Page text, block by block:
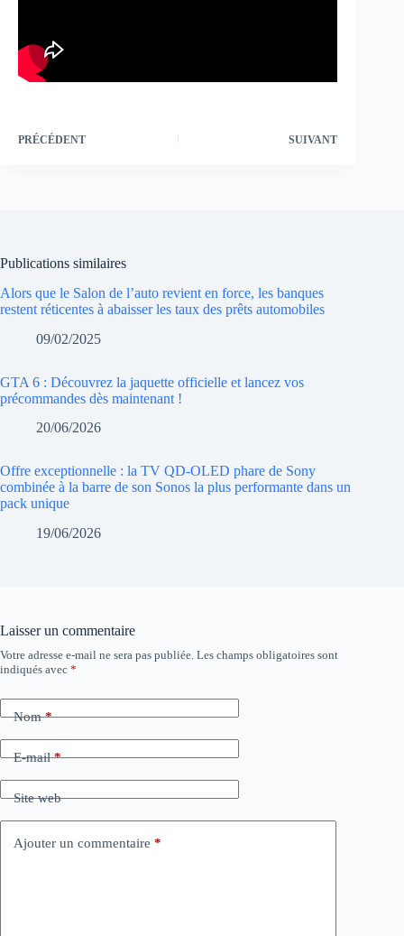
PRÉCÉDENT SUIVANT
Publications similaires
Alors que le Salon de l’auto revient en force, les banques
restent réticentes à abaisser les taux des prêts automobiles
09/02/2025
GTA 6 : Découvrez la jaquette officielle et lancez vos
précommandes dès maintenant !
20/06/2026
Offre exceptionnelle : la TV QD-OLED phare de Sony
combinée à la barre de son Sonos la plus performante dans un
pack unique
19/06/2026
Laisser un commentaire
Votre adresse e-mail ne sera pas publiée. Les champs obligatoires sont
indiqués avec *
Nom*
E-mail*
Site web
Ajouter un commentaire *